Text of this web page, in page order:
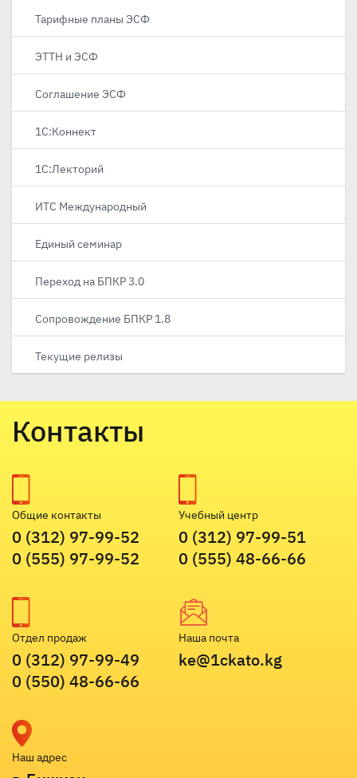
Тарифные планы ЭСФ
ЭТТН и ЭСФ
Соглашение ЭСФ
1С:Коннект
1С:Лекторий
ИТС Международный
Единый семинар
Переход на БПКР 3.0
Сопровождение БПКР 1.8
Текущие релизы
Контакты
Общие контакты
0 (312) 97-99-52
0 (555) 97-99-52
Учебный центр
0 (312) 97-99-51
0 (555) 48-66-66
Отдел продаж
0 (312) 97-99-49
0 (550) 48-66-66
Наша почта
ke@1ckato.kg
Наш адрес